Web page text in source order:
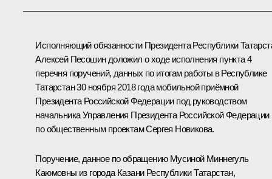
Исполняющий обязанности Президента Республики
Алексей Песошин доложил о ходе исполнения пункта 4
перечня поручений, данных по итогам работы в Республике
Татарстан 30 ноября 2018 года мобильной приёмной
Президента Российской Федерации под руководством
начальника Управления Президента Российской Федерации
по общественным проектам Сергея Новикова.
Поручение, данное по обращению Мусиной Миннегуль
Каюмовны из города Казани Республики Татарстан,